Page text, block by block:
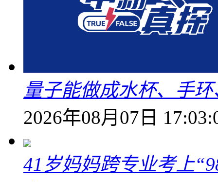
量子能做成水杯、手
2026年08月07日
41岁妈妈跨专业考上